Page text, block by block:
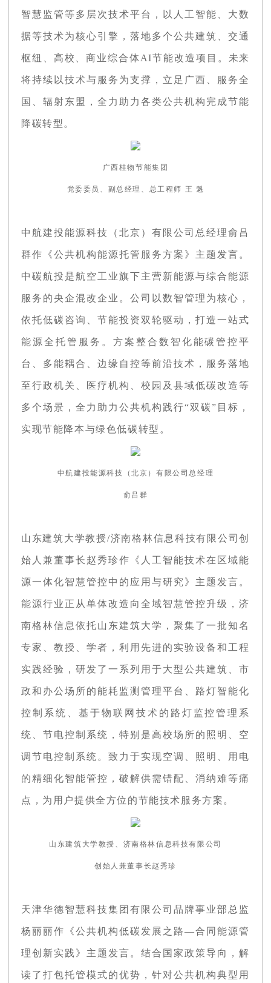
智慧监管等多层次技术平台，以人工智能、大数
据等技术为核心引擎，落地多个公共建筑、交通
枢纽、高校、商业综合体AI节能改造项目。未来
将持续以技术与服务为支撑，立足广西、服务全
国、辐射东盟，全力助力各类公共机构完成节能
降碳转型。
广西桂物节能集团
党委委员、副总经理、总工程师 王 魁
中航建投能源科技（北京）有限公司总经理俞吕
群作《公共机构能源托管服务方案》主题发言。
中碳航投是航空工业旗下主营新能源与综合能源
服务的央企混改企业。公司以数智管理为核心，
依托低碳咨询、节能投资双轮驱动，打造一站式
能源全托管服务。方案整合数智化能碳管控平
台、多能耦合、边缘自控等前沿技术，服务落地
至行政机关、医疗机构、校园及县域低碳改造等
多个场景，全力助力公共机构践行“双碳”目标，
实现节能降本与绿色低碳转型。
中航建投能源科技（北京）有限公司总经理
俞吕群
山东建筑大学教授/济南格林信息科技有限公司创
始人兼董事长赵秀珍作《人工智能技术在区域能
源一体化智慧管控中的应用与研究》主题发言。
能源行业正从单体改造向全域智慧管控升级，济
南格林信息依托山东建筑大学，聚集了一批知名
专家、教授、学者，利用先进的实验设备和工程
实践经验，研发了一系列用于大型公共建筑、市
政和办公场所的能耗监测管理平台、路灯智能化
控制系统、基于物联网技术的路灯监控管理系
统、节电控制系统，特别是高校场所的照明、空
调节电控制系统。致力于实现空调、照明、用电
的精细化智能管控，破解供需错配、消纳难等痛
点，为用户提供全方位的节能技术服务方案。
山东建筑大学教授、济南格林信息科技有限公司
创始人兼董事长赵秀珍
天津华德智慧科技集团有限公司品牌事业部总监
杨丽丽作《公共机构低碳发展之路—合同能源管
理创新实践》主题发言。结合国家政策导向，解
读了打包托管模式的优势，针对公共机构典型用